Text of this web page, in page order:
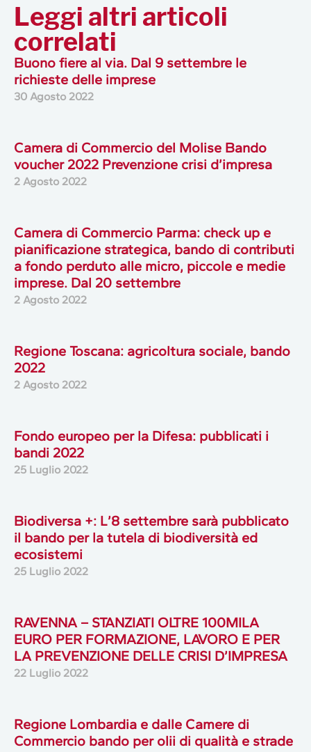
Leggi altri articoli
correlati
Buono fiere al via. Dal 9 settembre le
richieste delle imprese
30 Agosto 2022
Camera di Commercio del Molise Bando
voucher 2022 Prevenzione crisi d’impresa
2 Agosto 2022
Camera di Commercio Parma: check up e
pianificazione strategica, bando di contributi
a fondo perduto alle micro, piccole e medie
imprese. Dal 20 settembre
2 Agosto 2022
Regione Toscana: agricoltura sociale, bando
2022
2 Agosto 2022
Fondo europeo per la Difesa: pubblicati i
bandi 2022
25 Luglio 2022
Biodiversa +: L’8 settembre sarà pubblicato
il bando per la tutela di biodiversità ed
ecosistemi
25 Luglio 2022
RAVENNA – STANZIATI OLTRE 100MILA
EURO PER FORMAZIONE, LAVORO E PER
LA PREVENZIONE DELLE CRISI D’IMPRESA
22 Luglio 2022
Regione Lombardia e dalle Camere di
Commercio bando per olii di qualità e strade